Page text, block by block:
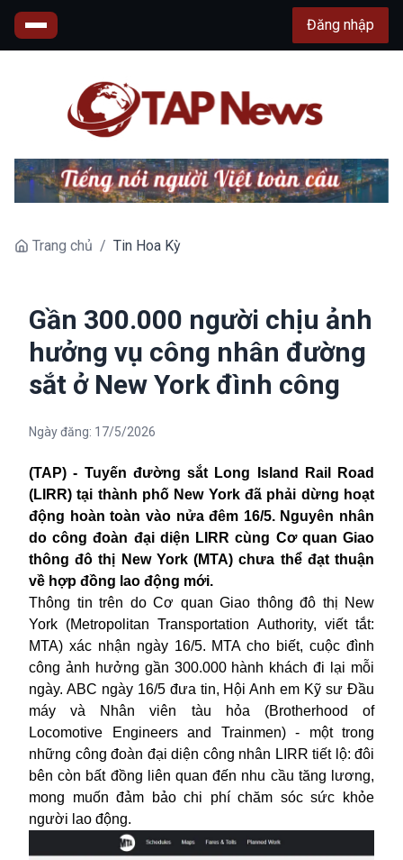
Đăng nhập
Trang chủ / Tin Hoa Kỳ
Gần 300.000 người chịu ảnh
hưởng vụ công nhân đường
sắt ở New York đình công
Ngày đăng: 17/5/2026
(TAP) - Tuyến đường sắt Long Island Rail Road
(LIRR) tại thành phố New York đã phải dừng hoạt
động hoàn toàn vào nửa đêm 16/5. Nguyên nhân
do công đoàn đại diện LIRR cùng Cơ quan Giao
thông đô thị New York (MTA) chưa thể đạt thuận
về hợp đồng lao động mới.
Thông tin trên do Cơ quan Giao thông đô thị New
York (Metropolitan Transportation Authority, viết tắt:
MTA) xác nhận ngày 16/5. MTA cho biết, cuộc đình
công ảnh hưởng gần 300.000 hành khách đi lại mỗi
ngày. ABC ngày 16/5 đưa tin, Hội Anh em Kỹ sư Đầu
máy và Nhân viên tàu hỏa (Brotherhood of
Locomotive Engineers and Trainmen) - một trong
những công đoàn đại diện công nhân LIRR tiết lộ: đôi
bên còn bất đồng liên quan đến nhu cầu tăng lương,
mong muốn đảm bảo chi phí chăm sóc sức khỏe
người lao động.